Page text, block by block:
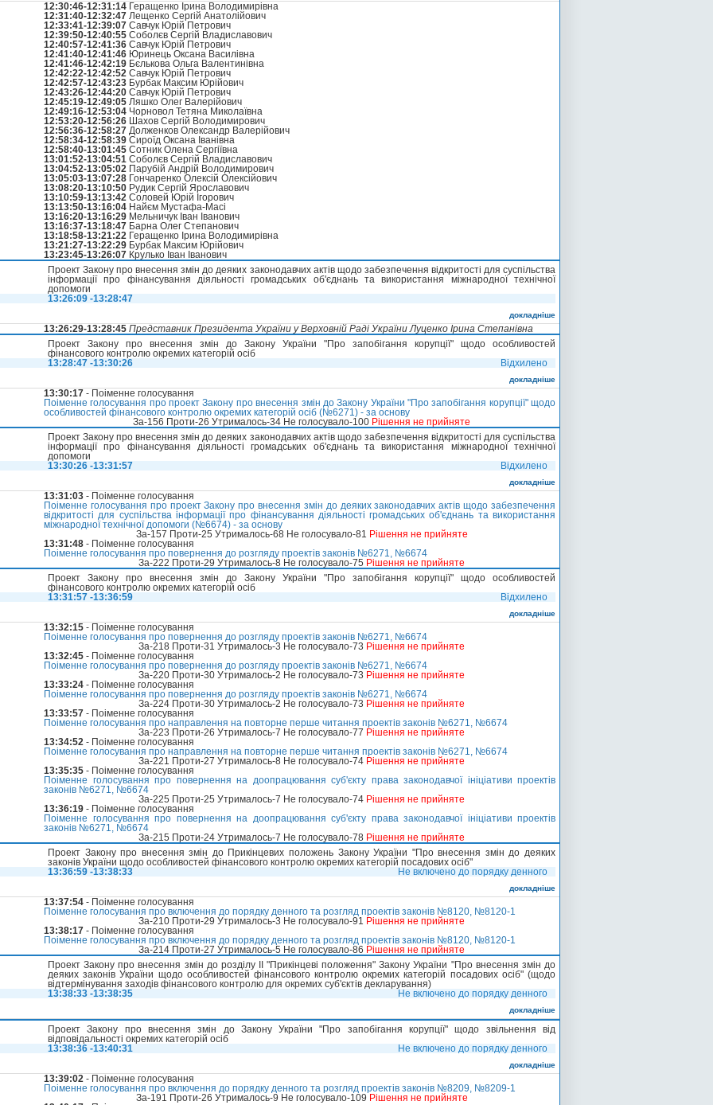
12:30:46-12:31:14 Геращенко Ірина Володимирівна
12:31:40-12:32:47 Лещенко Сергій Анатолійович
12:33:41-12:39:07 Савчук Юрій Петрович
12:39:50-12:40:55 Соболєв Сергій Владиславович
12:40:57-12:41:36 Савчук Юрій Петрович
12:41:40-12:41:46 Юринець Оксана Василівна
12:41:46-12:42:19 Бєлькова Ольга Валентинівна
12:42:22-12:42:52 Савчук Юрій Петрович
12:42:57-12:43:23 Бурбак Максим Юрійович
12:43:26-12:44:20 Савчук Юрій Петрович
12:45:19-12:49:05 Ляшко Олег Валерійович
12:49:16-12:53:04 Чорновол Тетяна Миколаївна
12:53:20-12:56:26 Шахов Сергій Володимирович
12:56:36-12:58:27 Долженков Олександр Валерійович
12:58:34-12:58:39 Сироїд Оксана Іванівна
12:58:40-13:01:45 Сотник Олена Сергіївна
13:01:52-13:04:51 Соболєв Сергій Владиславович
13:04:52-13:05:02 Парубій Андрій Володимирович
13:05:03-13:07:28 Гончаренко Олексій Олексійович
13:08:20-13:10:50 Рудик Сергій Ярославович
13:10:59-13:13:42 Соловей Юрій Ігорович
13:13:50-13:16:04 Найєм Мустафа-Масі
13:16:20-13:16:29 Мельничук Іван Іванович
13:16:37-13:18:47 Барна Олег Степанович
13:18:58-13:21:22 Геращенко Ірина Володимирівна
13:21:27-13:22:29 Бурбак Максим Юрійович
13:23:45-13:26:07 Крулько Іван Іванович
Проект Закону про внесення змін до деяких законодавчих актів щодо забезпечення відкритості для суспільства
інформації про фінансування діяльності громадських об'єднань та використання міжнародної технічної
допомоги
13:26:09 -13:28:47
докладніше
13:26:29-13:28:45 Представник Президента України у Верховній Раді України Луценко Ірина Степанівна
Проект Закону про внесення змін до Закону України "Про запобігання корупції" щодо особливостей
фінансового контролю окремих категорій осіб
13:28:47 -13:30:26
Відхилено
докладніше
13:30:17 - Поіменне голосування
Поіменне голосування про проект Закону про внесення змін до Закону України "Про запобігання корупції" щодо
особливостей фінансового контролю окремих категорій осіб (№6271) - за основу
За-156 Проти-26 Утрималось-34 Не голосувало-100 Рішення не прийняте
Проект Закону про внесення змін до деяких законодавчих актів щодо забезпечення відкритості для суспільства
інформації про фінансування діяльності громадських об'єднань та використання міжнародної технічної
допомоги
13:30:26 -13:31:57
Відхилено
докладніше
13:31:03 - Поіменне голосування
Поіменне голосування про проект Закону про внесення змін до деяких законодавчих актів щодо забезпечення
відкритості для суспільства інформації про фінансування діяльності громадських об'єднань та використання
міжнародної технічної допомоги (№6674) - за основу
За-157 Проти-25 Утрималось-68 Не голосувало-81 Рішення не прийняте
13:31:48 - Поіменне голосування
Поіменне голосування про повернення до розгляду проектів законів №6271, №6674
За-222 Проти-29 Утрималось-8 Не голосувало-75 Рішення не прийняте
Проект Закону про внесення змін до Закону України "Про запобігання корупції" щодо особливостей
фінансового контролю окремих категорій осіб
13:31:57 -13:36:59
Відхилено
докладніше
13:32:15 - Поіменне голосування
Поіменне голосування про повернення до розгляду проектів законів №6271, №6674
За-218 Проти-31 Утрималось-3 Не голосувало-73 Рішення не прийняте
13:32:45 - Поіменне голосування
Поіменне голосування про повернення до розгляду проектів законів №6271, №6674
За-220 Проти-30 Утрималось-2 Не голосувало-73 Рішення не прийняте
13:33:24 - Поіменне голосування
Поіменне голосування про повернення до розгляду проектів законів №6271, №6674
За-224 Проти-30 Утрималось-2 Не голосувало-73 Рішення не прийняте
13:33:57 - Поіменне голосування
Поіменне голосування про направлення на повторне перше читання проектів законів №6271, №6674
За-223 Проти-26 Утрималось-7 Не голосувало-77 Рішення не прийняте
13:34:52 - Поіменне голосування
Поіменне голосування про направлення на повторне перше читання проектів законів №6271, №6674
За-221 Проти-27 Утрималось-8 Не голосувало-74 Рішення не прийняте
13:35:35 - Поіменне голосування
Поіменне голосування про повернення на доопрацювання суб'єкту права законодавчої ініціативи проектів
законів №6271, №6674
За-225 Проти-25 Утрималось-7 Не голосувало-74 Рішення не прийняте
13:36:19 - Поіменне голосування
Поіменне голосування про повернення на доопрацювання суб'єкту права законодавчої ініціативи проектів
законів №6271, №6674
За-215 Проти-24 Утрималось-7 Не голосувало-78 Рішення не прийняте
Проект Закону про внесення змін до Прикінцевих положень Закону України "Про внесення змін до деяких
законів України щодо особливостей фінансового контролю окремих категорій посадових осіб"
13:36:59 -13:38:33
Не включено до порядку денного
докладніше
13:37:54 - Поіменне голосування
Поіменне голосування про включення до порядку денного та розгляд проектів законів №8120, №8120-1
За-210 Проти-29 Утрималось-3 Не голосувало-91 Рішення не прийняте
13:38:17 - Поіменне голосування
Поіменне голосування про включення до порядку денного та розгляд проектів законів №8120, №8120-1
За-214 Проти-27 Утрималось-5 Не голосувало-86 Рішення не прийняте
Проект Закону про внесення змін до розділу II "Прикінцеві положення" Закону України "Про внесення змін до
деяких законів України щодо особливостей фінансового контролю окремих категорій посадових осіб" (щодо
відтермінування заходів фінансового контролю для окремих суб'єктів декларування)
13:38:33 -13:38:35
Не включено до порядку денного
докладніше
Проект Закону про внесення змін до Закону України "Про запобігання корупції" щодо звільнення від
відповідальності окремих категорій осіб
13:38:36 -13:40:31
Не включено до порядку денного
докладніше
13:39:02 - Поіменне голосування
Поіменне голосування про включення до порядку денного та розгляд проектів законів №8209, №8209-1
За-191 Проти-26 Утрималось-9 Не голосувало-109 Рішення не прийняте